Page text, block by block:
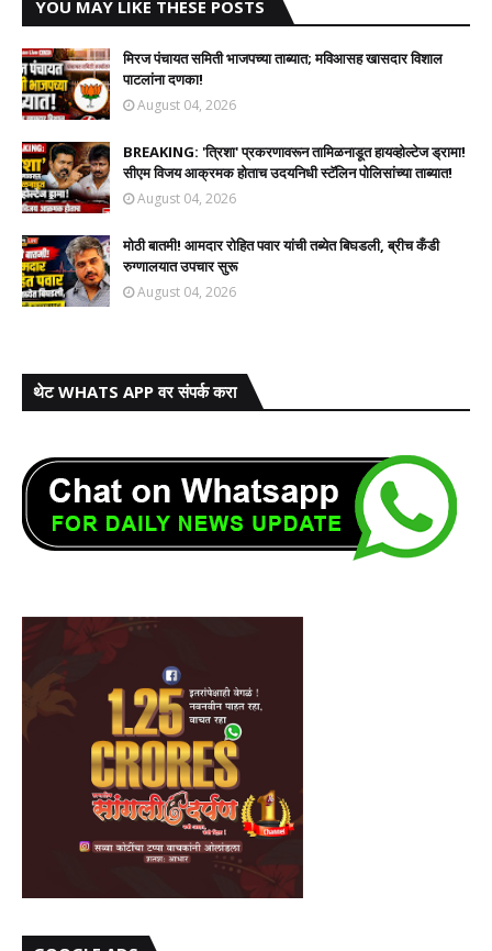
YOU MAY LIKE THESE POSTS
मिरज पंचायत समिती भाजपच्या ताब्यात; मविआसह खासदार विशाल
पाटलांना दणका!
August 04, 2026
BREAKING: 'त्रिशा' प्रकरणावरून तामिळनाडूत हायव्होल्टेज ड्रामा!
सीएम विजय आक्रमक होताच उदयनिधी स्टॅलिन पोलिसांच्या ताब्यात!
August 04, 2026
मोठी बातमी! आमदार रोहित पवार यांची तब्येत बिघडली, ब्रीच कँडी
रुग्णालयात उपचार सुरू
August 04, 2026
थेट WHATS APP वर संपर्क करा